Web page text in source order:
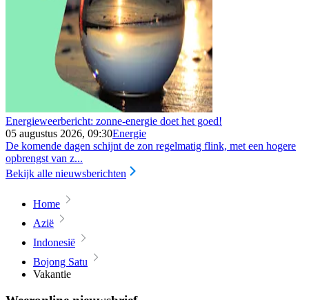
Energieweerbericht: zonne-energie doet het goed!
05 augustus 2026, 09:30Energie
De komende dagen schijnt de zon regelmatig flink, met een hogere
opbrengst van z...
Bekijk alle nieuwsberichten
Home
Azië
Indonesië
Bojong Satu
Vakantie